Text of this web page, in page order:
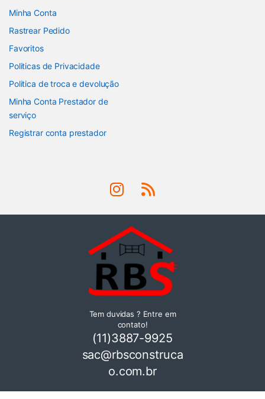
Minha Conta
Rastrear Pedido
Favoritos
Politicas de Privacidade
Politica de troca e devolução
Minha Conta Prestador de
serviço
Registrar conta prestador
Tem duvidas ? Entre em
contato!
(11)3887-9925
sac@rbsconstruca
o.com.br